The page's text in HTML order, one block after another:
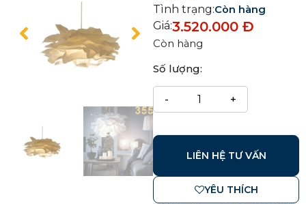
Tình trạng:Còn hàng
Giá:3.520.000 Đ
Còn hàng
Số lượng:
LIÊN HỆ TƯ VẤN
YÊU THÍCH